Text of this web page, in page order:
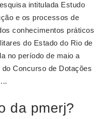
intitulada Estudo
e os processos de
conhecimentos práticos
do Estado do Rio de
no período de maio a
Concurso de Dotações
da pmerj?